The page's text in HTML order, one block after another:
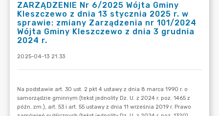
ZARZĄDZENIE Nr 6/2025 Wójta Gminy
Kleszczewo z dnia 13 stycznia 2025 r. w
sprawie: zmiany Zarządzenia nr 101/2024
Wójta Gminy Kleszczewo z dnia 3 grudnia
2024 r.
2025-04-13 21:33